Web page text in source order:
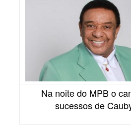
Na noite do MPB o
sucessos de